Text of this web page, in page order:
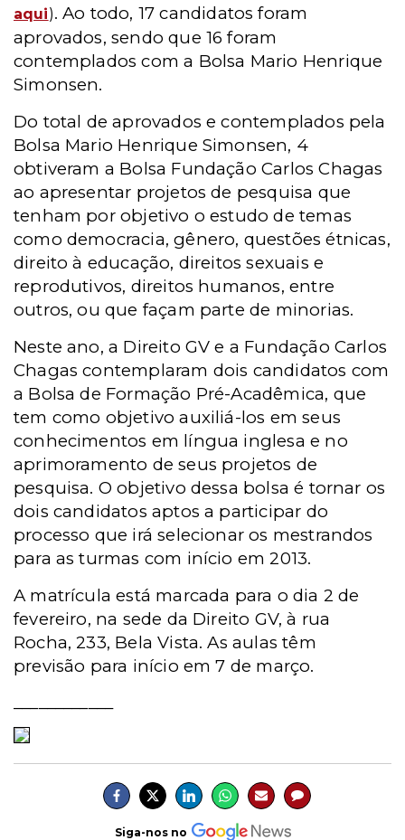
aqui). Ao todo, 17 candidatos foram
aprovados, sendo que 16 foram
contemplados com a Bolsa Mario Henrique
Simonsen.
Do total de aprovados e contemplados pela
Bolsa Mario Henrique Simonsen, 4
obtiveram a Bolsa Fundação Carlos Chagas
ao apresentar projetos de pesquisa que
tenham por objetivo o estudo de temas
como democracia, gênero, questões étnicas,
direito à educação, direitos sexuais e
reprodutivos, direitos humanos, entre
outros, ou que façam parte de minorias.
Neste ano, a Direito GV e a Fundação Carlos
Chagas contemplaram dois candidatos com
a Bolsa de Formação Pré-Acadêmica, que
tem como objetivo auxiliá-los em seus
conhecimentos em língua inglesa e no
aprimoramento de seus projetos de
pesquisa. O objetivo dessa bolsa é tornar os
dois candidatos aptos a participar do
processo que irá selecionar os mestrandos
para as turmas com início em 2013.
A matrícula está marcada para o dia 2 de
fevereiro, na sede da Direito GV, à rua
Rocha, 233, Bela Vista. As aulas têm
previsão para início em 7 de março.
Siga-nos no